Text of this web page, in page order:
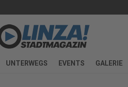
UNTERWEGS EVENTS GALERIE